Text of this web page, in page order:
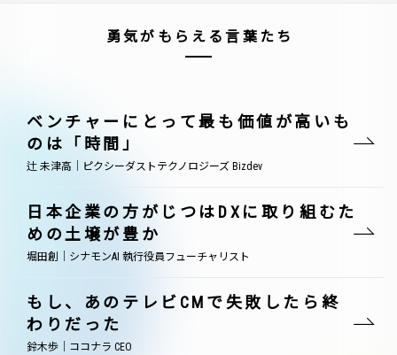
勇気がもらえる言葉たち
ベンチャーにとって最も価値が高いも
のは「時間」
辻 未津高｜ピクシーダストテクノロジーズ Bizdev
日本企業の方がじつはDXに取り組むた
めの土壌が豊か
堀田創｜シナモンAI 執行役員フューチャリスト
もし、あのテレビCMで失敗したら終
わりだった
鈴木歩｜ココナラ CEO